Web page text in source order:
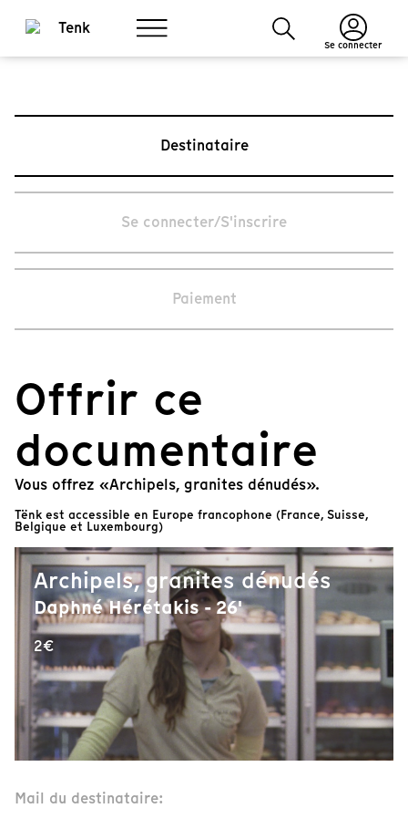
Se connecter
Destinataire
Se connecter/S'inscrire
Paiement
Offrir ce
documentaire
Vous offrez «Archipels, granites dénudés».
Tënk est accessible en Europe francophone (France, Suisse,
Belgique et Luxembourg)
Archipels, granites dénudés
Daphné Hérétakis - 26'
2€
Mail du destinataire: